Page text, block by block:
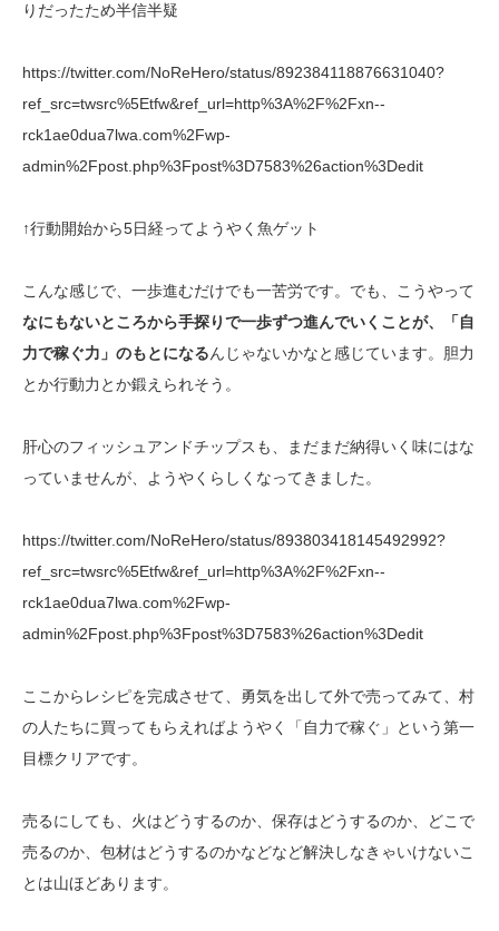
りだったため半信半疑
https://twitter.com/NoReHero/status/892384118876631040?
ref_src=twsrc%5Etfw&ref_url=http%3A%2F%2Fxn--
rck1ae0dua7lwa.com%2Fwp-
admin%2Fpost.php%3Fpost%3D7583%26action%3Dedit
↑行動開始から5日経ってようやく魚ゲット
こんな感じで、一歩進むだけでも一苦労です。でも、こうやって
なにもないところから手探りで一歩ずつ進んでいくことが、「自
力で稼ぐ力」のもとになるんじゃないかなと感じています。胆力
とか行動力とか鍛えられそう。
肝心のフィッシュアンドチップスも、まだまだ納得いく味にはな
っていませんが、ようやくらしくなってきました。
https://twitter.com/NoReHero/status/893803418145492992?
ref_src=twsrc%5Etfw&ref_url=http%3A%2F%2Fxn--
rck1ae0dua7lwa.com%2Fwp-
admin%2Fpost.php%3Fpost%3D7583%26action%3Dedit
ここからレシピを完成させて、勇気を出して外で売ってみて、村
の人たちに買ってもらえればようやく「自力で稼ぐ」という第一
目標クリアです。
売るにしても、火はどうするのか、保存はどうするのか、どこで
売るのか、包材はどうするのかなどなど解決しなきゃいけないこ
とは山ほどあります。